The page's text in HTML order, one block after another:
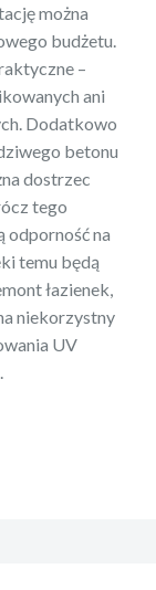
można
budżetu.
–
ani
Dodatkowo
betonu
dostrzec
tego
na
temu będą
łazienek,
niekorzystny
UV